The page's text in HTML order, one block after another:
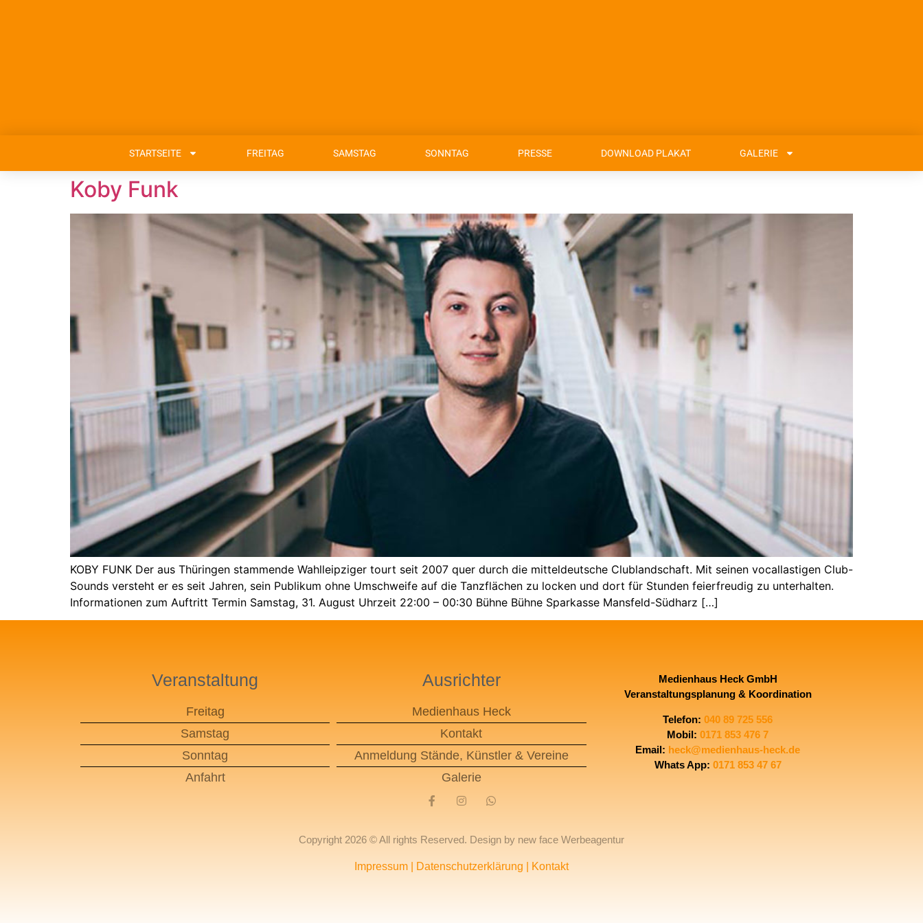
STARTSEITE FREITAG SAMSTAG SONNTAG PRESSE DOWNLOAD PLAKAT GALERIE
Koby Funk
KOBY FUNK Der aus Thüringen stammende Wahlleipziger tourt seit 2007 quer durch die mitteldeutsche Clublandschaft. Mit seinen vocallastigen Club-
Sounds versteht er es seit Jahren, sein Publikum ohne Umschweife auf die Tanzflächen zu locken und dort für Stunden feierfreudig zu unterhalten.
Informationen zum Auftritt Termin Samstag, 31. August Uhrzeit 22:00 – 00:30 Bühne Bühne Sparkasse Mansfeld-Südharz […]
Veranstaltung
Freitag
Samstag
Sonntag
Anfahrt
Ausrichter
Medienhaus Heck
Kontakt
Anmeldung Stände, Künstler & Vereine​
Galerie
Medienhaus Heck GmbH
Veranstaltungsplanung & Koordination
Telefon:040 89 725 556
Mobil:0171 853 476 7
Email: heck@medienhaus-heck.de
Whats App: 0171 853 47 67
Copyright 2026 © All rights Reserved. Design by new face Werbeagentur
Impressum Datenschutzerklärung Kontakt